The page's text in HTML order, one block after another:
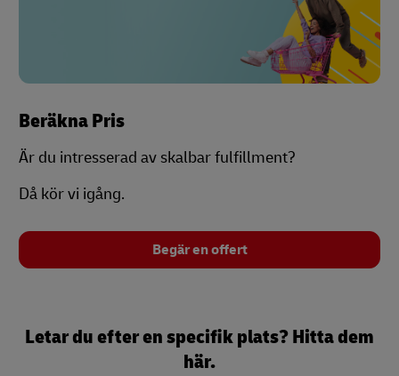
Beräkna Pris
Är du intresserad av skalbar fulfillment?
Då kör vi igång.
Begär en offert
Letar du efter en specifik plats? Hitta dem
här.